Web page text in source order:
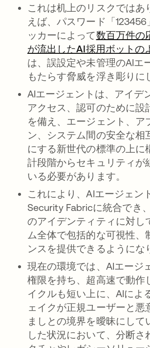
これは机上のリスクではあ
えば、パスワード「
ッカーによって数百万件の
が流出したAI採用ボットの
は、誤設定や未管理のAIエ
もたらす脅威を浮き彫りに
AIエージェントは、アイデ
アクセス、認可のために設
を備え、エージェント、ア
ン、システム間の安全な相
にする新世代の標準の上に
計段階からセキュリティが
いる必要があります。
これにより、AIエージェン
Security Fabricに統合でき
のアイデンティティに対し
ム全体で包括的な可視性、
ンスを提供できるようにな
現在の環境では、AIエージ
権限を持ち、超高速で動作
イクルも短い上に、AIによ
ェイクが正規ユーザーと悪
ましとの境界を曖昧にして
した状況において、分断さ